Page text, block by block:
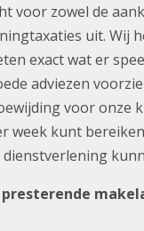
voor zowel de
uit. Wij
exact wat er
adviezen
voor onze
week kunt